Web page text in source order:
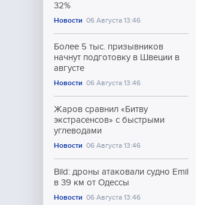
32%
Новости 06 Августа 13:46
Более 5 тыс. призывников
начнут подготовку в Швеции в
августе
Новости 06 Августа 13:46
Жаров сравнил «Битву
экстрасенсов» с быстрыми
углеводами
Новости 06 Августа 13:46
Bild: дроны атаковали судно Emil
в 39 км от Одессы
Новости 06 Августа 13:46